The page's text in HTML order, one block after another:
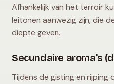
Afhankelijk van het terroir
leitonen aanwezig zijn, die
diepte geven.
Secundaire aroma's
Tijdens de gisting en rijping